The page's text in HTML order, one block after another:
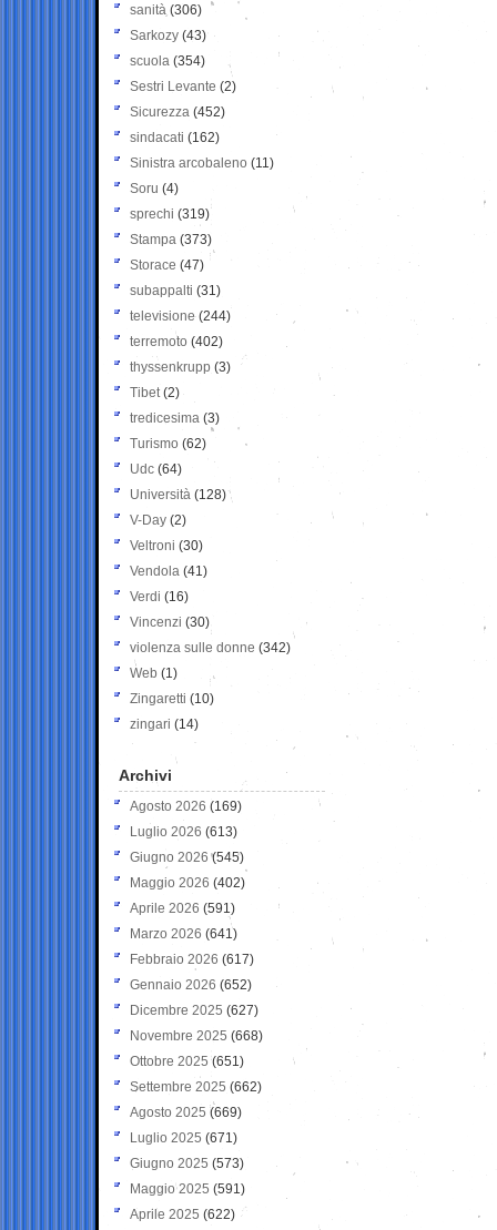
sanità (306)
Sarkozy (43)
scuola (354)
Sestri Levante (2)
Sicurezza (452)
sindacati (162)
Sinistra arcobaleno (11)
Soru (4)
sprechi (319)
Stampa (373)
Storace (47)
subappalti (31)
televisione(244)
terremoto (402)
thyssenkrupp (3)
Tibet(2)
tredicesima (3)
Turismo (62)
Udc (64)
Università (128)
V-Day (2)
Veltroni (30)
Vendola (41)
Verdi (16)
Vincenzi (30)
violenza sulle donne (342)
Web (1)
Zingaretti (10)
zingari (14)
Archivi
Agosto 2026 (169)
Luglio 2026 (613)
Giugno 2026 (545)
Maggio 2026 (402)
Aprile 2026 (591)
Marzo 2026 (641)
Febbraio 2026 (617)
Gennaio 2026 (652)
Dicembre 2025 (627)
Novembre 2025 (668)
Ottobre 2025 (651)
Settembre 2025 (662)
Agosto 2025 (669)
Luglio 2025 (671)
Giugno 2025 (573)
Maggio 2025 (591)
Aprile 2025 (622)